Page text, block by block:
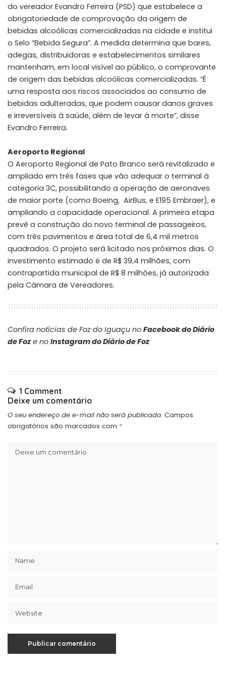
do vereador Evandro Ferreira (PSD) que estabelece a
obrigatoriedade de comprovação da origem de
bebidas alcoólicas comercializadas na cidade e institui
o Selo “Bebida Segura”. A medida determina que bares,
adegas, distribuidoras e estabelecimentos similares
mantenham, em local visível ao público, o comprovante
de origem das bebidas alcoólicas comercializadas. “É
uma resposta aos riscos associados ao consumo de
bebidas adulteradas, que podem causar danos graves
e irreversíveis à saúde, além de levar à morte”, disse
Evandro Ferreira.
Aeroporto Regional
O Aeroporto Regional de Pato Branco será revitalizado e
ampliado em três fases que vão adequar o terminal à
categoria 3C, possibilitando a operação de aeronaves
de maior porte (como Boeing, AirBus, e E195 Embraer), e
ampliando a capacidade operacional. A primeira etapa
prevê a construção do novo terminal de passageiros,
com três pavimentos e área total de 6,4 mil metros
quadrados. O projeto será licitado nos próximos dias. O
investimento estimado é de R$ 39,4 milhões, com
contrapartida municipal de R$ 8 milhões, já autorizada
pela Câmara de Vereadores.
Confira notícias de Foz do Iguaçu no Facebook do Diário
de Foze no Instagram do Diário de Foz
1 Comment
Deixe um comentário
O seu endereço de e-mail não será publicado. Campos
obrigatórios são marcados com *